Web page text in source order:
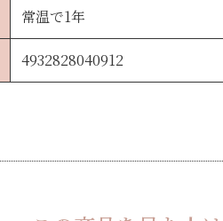
常温で1年
4932828040912